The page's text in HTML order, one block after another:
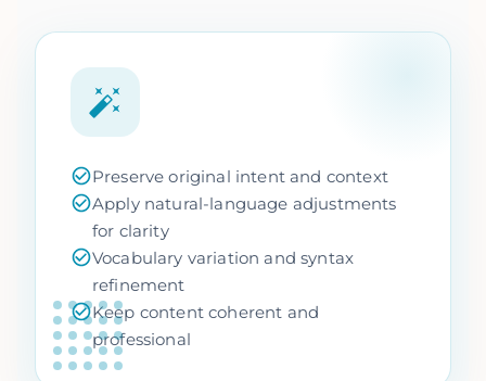
Preserve original intent and context
Apply natural-language adjustments
for clarity
Vocabulary variation and syntax
refinement
Keep content coherent and
professional